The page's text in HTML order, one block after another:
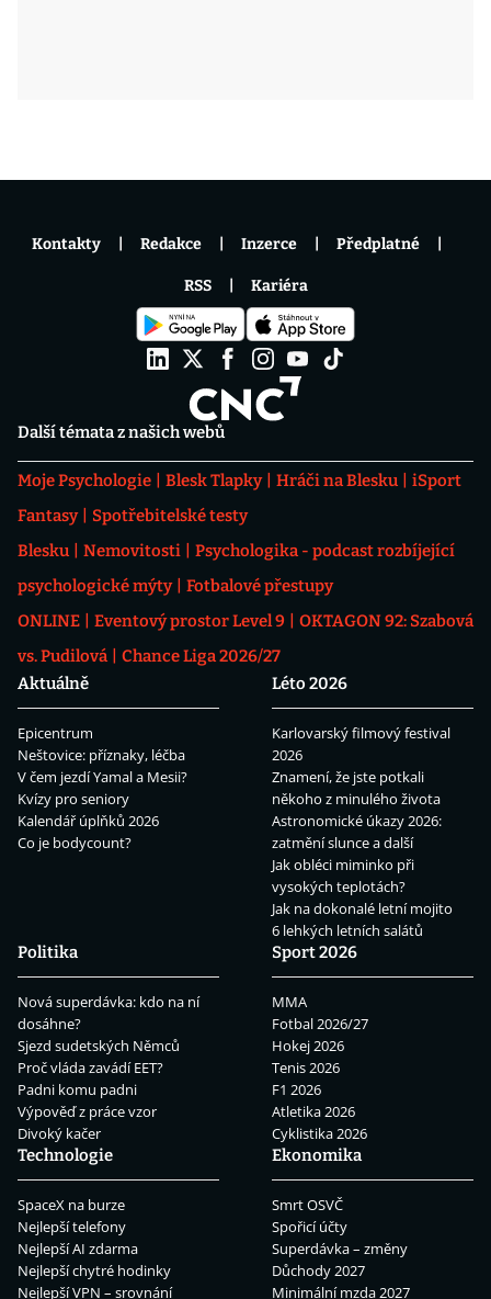
Další témata z našich webů
Moje Psychologie Blesk Tlapky Hráči na Blesku
iSport
Fantasy
Spotřebitelské testy
Blesku
Nemovitosti
Psychologika - podcast rozbíjející
psychologické mýty
Fotbalové přestupy
ONLINE
Eventový prostor Level 9
OKTAGON 92: Szabová
vs. Pudilová
Chance Liga 2026/27
Aktuálně
Epicentrum
Neštovice: příznaky, léčba
V čem jezdí Yamal a Mesii?
Kvízy pro seniory
Kalendář úplňků 2026
Co je bodycount?
Léto 2026
Karlovarský filmový festival
2026
Znamení, že jste potkali
někoho z minulého života
Astronomické úkazy 2026:
zatmění slunce a další
Jak obléci miminko při
vysokých teplotách?
Jak na dokonalé letní mojito
6 lehkých letních salátů
Politika
Nová superdávka: kdo na ní
dosáhne?
Sjezd sudetských Němců
Proč vláda zavádí EET?
Padni komu padni
Výpověď z práce vzor
Divoký kačer
Sport 2026
MMA
Fotbal 2026/27
Hokej 2026
Tenis 2026
F1 2026
Atletika 2026
Cyklistika 2026
Technologie
SpaceX na burze
Nejlepší telefony
Nejlepší AI zdarma
Nejlepší chytré hodinky
Nejlepší VPN – srovnání
Ekonomika
Smrt OSVČ
Spořicí účty
Superdávka – změny
Důchody 2027
Minimální mzda 2027
Kontakty Redakce Inzerce Předplatné
RSS Kariéra